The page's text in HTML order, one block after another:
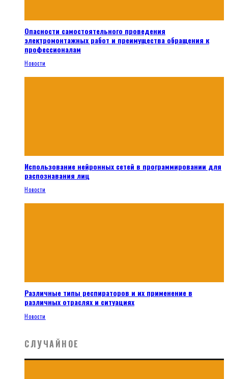
Опасности самостоятельного проведения
электромонтажных работ и преимущества обращения к
профессионалам
Новости
Использование нейронных сетей в программировании для
распознавания лиц
Новости
Различные типы респираторов и их применение в
различных отраслях и ситуациях
Новости
СЛУЧАЙНОЕ